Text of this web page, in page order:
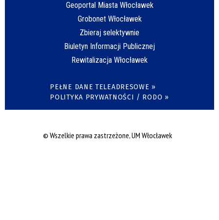
Geoportal Miasta Włocławek
Grobonet Włocławek
Zbieraj selektywnie
Biuletyn Informacji Publicznej
Rewitalizacja Włocławek
PEŁNE DANE TELEADRESOWE »
POLITYKA PRYWATNOŚCI / RODO »
© Wszelkie prawa zastrzeżone, UM Włocławek